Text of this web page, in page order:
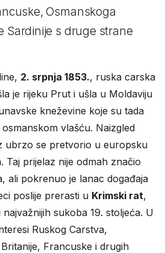
Osmanskoga
Sardinije s druge strane
2. srpnja 1853., ruska carska
je rijeku Prut i ušla u Moldaviju
kneževine koje su tada
vlašću. Naizgled
ubrzo se pretvorio u europsku
Taj prijelaz nije odmah značio
ali pokrenuo je lanac događaja
poslije prerasti u Krimski rat,
sukoba 19. stoljeća. U
Ruskog Carstva,
Francuske i drugih